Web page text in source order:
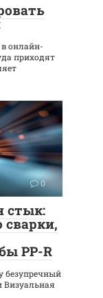
онлайн-
приходят
0
стык:
сварки,
PP-R
безупречный